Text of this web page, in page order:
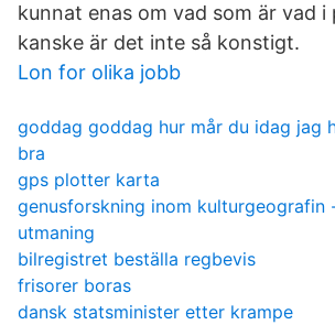
kunnat enas om vad som är vad i
kanske är det inte så konstigt.
Lon for olika jobb
goddag goddag hur mår du idag jag
bra
gps plotter karta
genusforskning inom kulturgeografin
utmaning
bilregistret beställa regbevis
frisorer boras
dansk statsminister etter krampe